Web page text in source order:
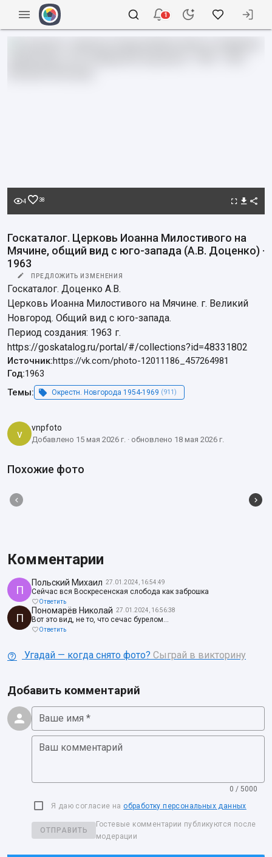
1
4 38
Госкаталог. Церковь Иоанна Милостивого на
Мячине, общий вид с юго-запада (А.В. Доценко) ·
1963
ПРЕДЛОЖИТЬ ИЗМЕНЕНИЯ
Госкаталог. Доценко А.В.
Церковь Иоанна Милостивого на Мячине. г. Великий
Новгород. Общий вид с юго-запада.
Период создания: 1963 г.
https://goskatalog.ru/portal/#/collections?id=48331802
Источник:https://vk.com/photo-12011186_457264981
Год:1963
Темы:
Окрестн. Новгорода 1954-1969 (911)
v vnpfoto
Добавлено 15 мая 2026 г. · обновлено 18 мая 2026 г.
Похожие фото
Комментарии
П
Польский Михаил 27.01.2024, 16:54:49
Сейчас вся Воскресенская слобода как заброшка
Ответить
П
Пономарёв Николай 27.01.2024, 16:56:38
Вот это вид, не то, что сечас бурелом...
Ответить
Угадай — когда снято фото? Сыграй в викторину
Добавить комментарий
Ваше имя *
Ваш комментарий
0 / 5000
Я даю согласие на обработку персональных данных
ОТПРАВИТЬ
Гостевые комментарии публикуются после
модерации